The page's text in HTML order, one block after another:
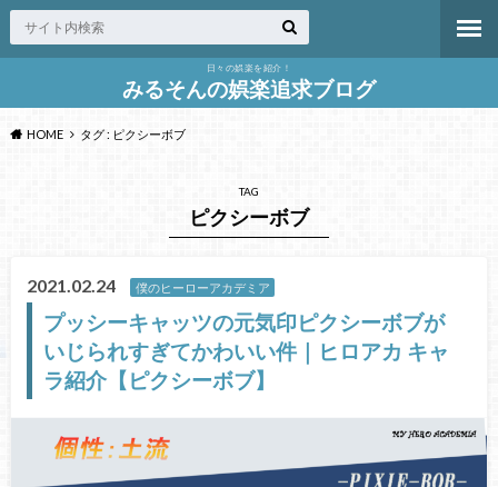
日々の娯楽を紹介！
みるそんの娯楽追求ブログ
HOME タグ : ピクシーボブ
TAG
ピクシーボブ
2021.02.24 僕のヒーローアカデミア
プッシーキャッツの元気印ピクシーボブが
いじられすぎてかわいい件｜ヒロアカ キャ
ラ紹介【ピクシーボブ】